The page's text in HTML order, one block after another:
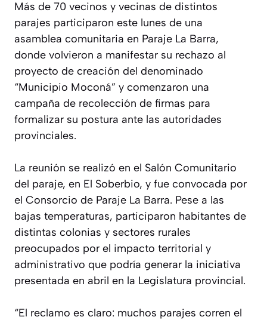
Más de 70 vecinos y vecinas de distintos
parajes participaron este lunes de una
asamblea comunitaria en Paraje La Barra,
donde volvieron a manifestar su rechazo al
proyecto de creación del denominado
“Municipio Moconá” y comenzaron una
campaña de recolección de firmas para
formalizar su postura ante las autoridades
provinciales.
La reunión se realizó en el Salón Comunitario
del paraje, en El Soberbio, y fue convocada por
el Consorcio de Paraje La Barra. Pese a las
bajas temperaturas, participaron habitantes de
distintas colonias y sectores rurales
preocupados por el impacto territorial y
administrativo que podría generar la iniciativa
presentada en abril en la Legislatura provincial.
“El reclamo es claro: muchos parajes corren el